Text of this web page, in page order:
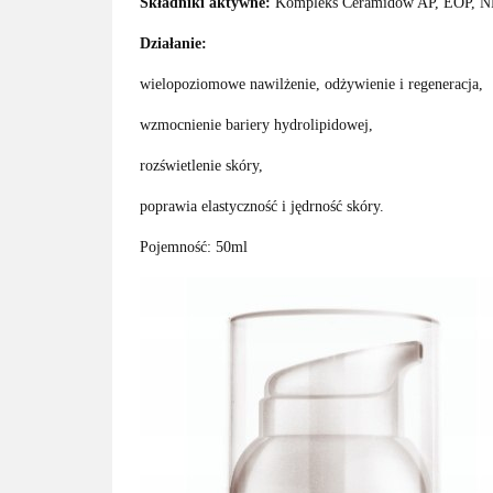
Działanie:
wielopoziomowe nawilżenie, odżywienie i regeneracja,
wzmocnienie bariery hydrolipidowej,
rozświetlenie skóry,
poprawia elastyczność i jędrność skóry.
Pojemność: 50ml